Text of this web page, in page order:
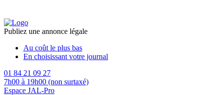
Publiez une annonce légale
Au coût le plus bas
En choisissant votre journal
01 84 21 09 27
7h00 à 19h00 (non surtaxé)
Espace JAL-Pro